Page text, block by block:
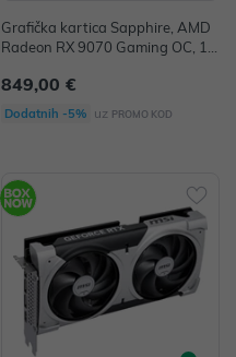
Grafička kartica Sapphire, AMD
Radeon RX 9070 Gaming OC, 16
Port
849,00 €
Dodatnih -5% uz PROMO KOD